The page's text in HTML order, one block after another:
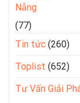
Nẵng
(77)
Tin tức (260)
Toplist (652)
Tư Vấn Giải